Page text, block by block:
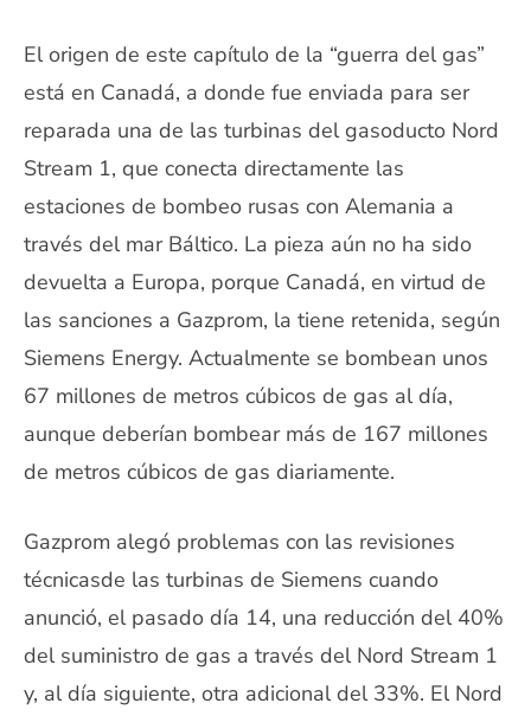
El origen de este capítulo de la “guerra del gas”
está en Canadá, a donde fue enviada para ser
reparada una de las turbinas del gasoducto Nord
Stream 1, que conecta directamente las
estaciones de bombeo rusas con Alemania a
través del mar Báltico. La pieza aún no ha sido
devuelta a Europa, porque Canadá, en virtud de
las sanciones a Gazprom, la tiene retenida, según
Siemens Energy. Actualmente se bombean unos
67 millones de metros cúbicos de gas al día,
aunque deberían bombear más de 167 millones
de metros cúbicos de gas diariamente.
Gazprom alegó problemas con las revisiones
técnicasde las turbinas de Siemens cuando
anunció, el pasado día 14, una reducción del 40%
del suministro de gas a través del Nord Stream 1
y, al día siguiente, otra adicional del 33%. El Nord